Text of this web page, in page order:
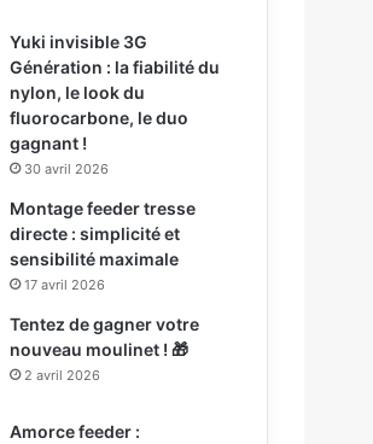
Yuki invisible 3G
Génération : la fiabilité du
nylon, le look du
fluorocarbone, le duo
gagnant !
30 avril 2026
Montage feeder tresse
directe : simplicité et
sensibilité maximale
17 avril 2026
Tentez de gagner votre
nouveau moulinet ! 🎁
2 avril 2026
Amorce feeder :